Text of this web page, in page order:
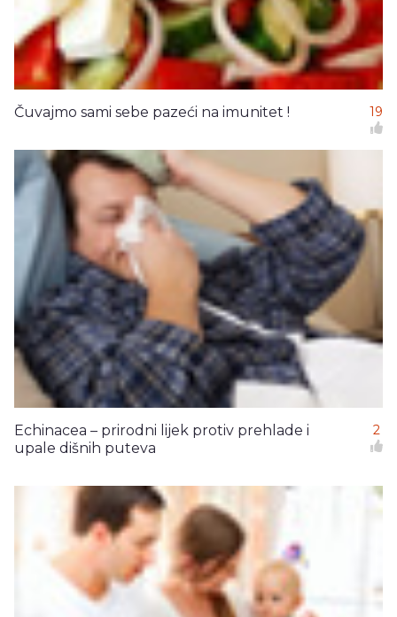
Čuvajmo sami sebe pazeći na imunitet ! 19
Echinacea – prirodni lijek protiv prehlade i
upale dišnih puteva
2